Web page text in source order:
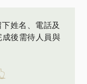
姓名、電話及
後需待人員與